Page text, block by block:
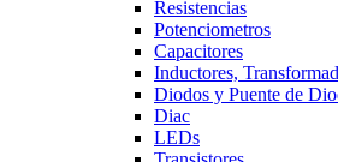
Resistencias
Potenciometros
Capacitores
Inductores,
Diodos y Puente de
Diac
LEDs